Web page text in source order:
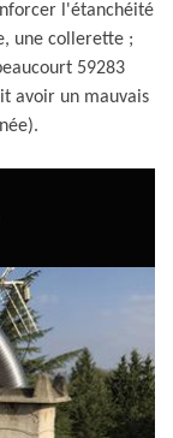
l'étanchéité
une collerette ;
59283
avoir un mauvais